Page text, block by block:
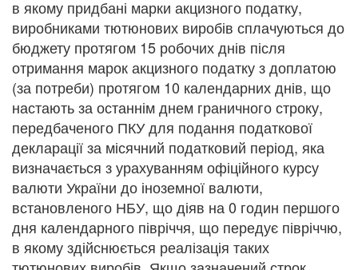
в якому придбані марки акцизного податку,
виробниками тютюнових виробів сплачуються до
бюджету протягом 15 робочих днів після
отримання марок акцизного податку з доплатою
(за потреби) протягом 10 календарних днів, що
настають за останнім днем граничного строку,
передбаченого ПКУ для подання податкової
декларації за місячний податковий період, яка
визначається з урахуванням офіційного курсу
валюти України до іноземної валюти,
встановленого НБУ, що діяв на 0 годин першого
дня календарного півріччя, що передує півріччю,
в якому здійснюється реалізація таких